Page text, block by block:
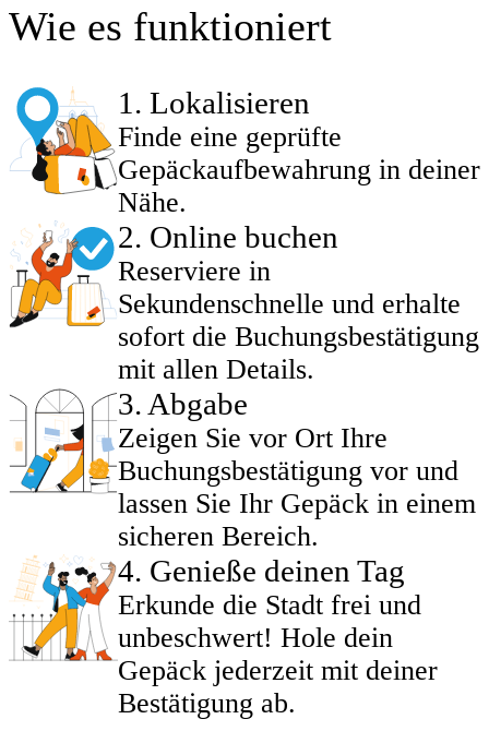
Wie es funktioniert
1 . Lokalisieren
Finde eine geprüfte
Gepäckaufbewahrung in deiner
Nähe.
2. Online buchen
Reserviere in
Sekundenschnelle und erhalte
sofort die Buchungsbestätigung
mit allen Details.
3. Abgabe
Zeigen Sie vor Ort Ihre
Buchungsbestätigung vor und
lassen Sie Ihr Gepäck in einem
sicheren Bereich.
4. Genieße deinen Tag
Erkunde die Stadt frei und
unbeschwert! Hole dein
Gepäck jederzeit mit deiner
Bestätigung ab.